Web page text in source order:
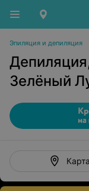
Эпиляция и депиляция
Зелёный
Карта